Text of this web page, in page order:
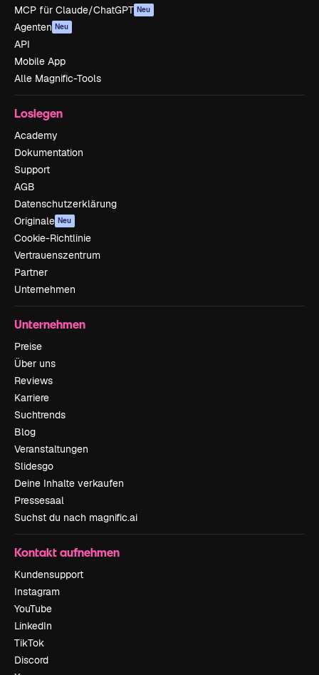
MCP für Claude/ChatGPT Neu
Agenten Neu
API
Mobile App
Alle Magnific-Tools
Loslegen
Academy
Dokumentation
Support
AGB
Datenschutzerklärung
Originale Neu
Cookie-Richtlinie
Vertrauenszentrum
Partner
Unternehmen
Unternehmen
Preise
Über uns
Reviews
Karriere
Suchtrends
Blog
Veranstaltungen
Slidesgo
Deine Inhalte verkaufen
Pressesaal
Suchst du nach magnific.ai
Kontakt aufnehmen
Kundensupport
Instagram
YouTube
LinkedIn
TikTok
Discord